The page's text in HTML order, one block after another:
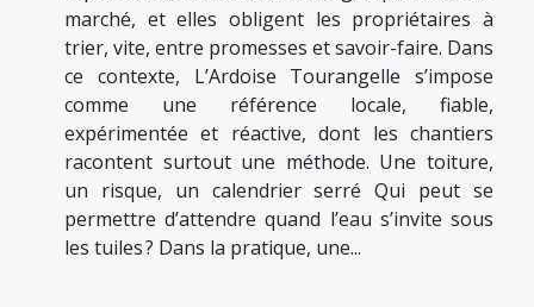
marché, et elles obligent les propriétaires à
trier, vite, entre promesses et savoir-faire. Dans
ce contexte, L’Ardoise Tourangelle s’impose
comme une référence locale, fiable,
expérimentée et réactive, dont les chantiers
racontent surtout une méthode. Une toiture,
un risque, un calendrier serré Qui peut se
permettre d’attendre quand l’eau s’invite sous
les tuiles ? Dans la pratique, une...